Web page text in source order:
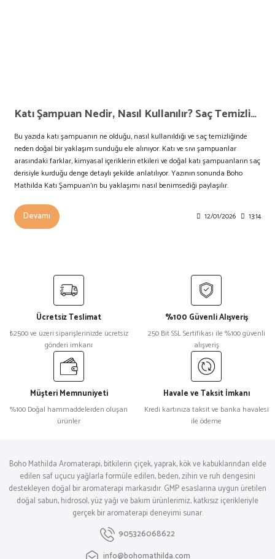
Katı Şampuan Nedir, Nasıl Kullanılır? Saç Temizliğinde Doğal Bir Yaklaşım
Bu yazıda katı şampuanın ne olduğu, nasıl kullanıldığı ve saç temizliğinde
neden doğal bir yaklaşım sunduğu ele alınıyor. Katı ve sıvı şampuanlar
arasındaki farklar, kimyasal içeriklerin etkileri ve doğal katı şampuanların saç
derisiyle kurduğu denge detaylı şekilde anlatılıyor. Yazının sonunda Boho
Mathilda Katı Şampuan’ın bu yaklaşımı nasıl benimsediği paylaşılır.
Devamı 12/01/2026 13:14
Ücretsiz Teslimat
₺2500 ve üzeri siparişlerinizde ücretsiz
gönderi imkanı
%100 Güvenli Alışveriş
250 Bit SSL Sertifikası ile %100 güvenli
alışveriş
Müşteri Memnuniyeti
%100 Doğal hammaddelerden oluşan
ürünler
Havale ve Taksit İmkanı
Kredi kartınıza taksit ve banka havalesi
ile ödeme
Boho Mathilda Aromaterapi, bitkilerin çiçek, yaprak, kök ve kabuklarından elde
edilen saf uçucu yağlarla formüle edilen, beden, zihin ve ruh dengesini
destekleyen doğal bir aromaterapi markasıdır. GMP esaslarına uygun üretilen
doğal sabun, hidrosol, yüz yağı ve bakım ürünlerimiz, katkısız içerikleriyle
gerçek bir aromaterapi deneyimi sunar.
905326068622
info@bohomathilda.com